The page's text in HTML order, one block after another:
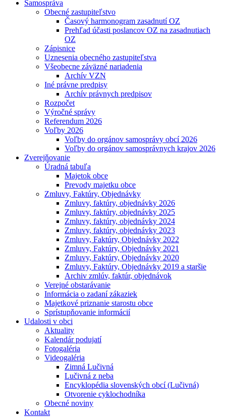
Samospráva
Obecné zastupiteľstvo
Časový harmonogram zasadnutí OZ
Prehľad účasti poslancov OZ na zasadnutiach
OZ
Zápisnice
Uznesenia obecného zastupiteľstva
Všeobecne záväzné nariadenia
Archív VZN
Iné právne predpisy
Archív právnych predpisov
Rozpočet
Výročné správy
Referendum 2026
Voľby 2026
Voľby do orgánov samosprávy obcí 2026
Voľby do orgánov samosprávnych krajov 2026
Zverejňovanie
Úradná tabuľa
Majetok obce
Prevody majetku obce
Zmluvy, Faktúry, Objednávky
Zmluvy, faktúry, objednávky 2026
Zmluvy, faktúry, objednávky 2025
Zmluvy, faktúry, objednávky 2024
Zmluvy, faktúry, objednávky 2023
Zmluvy, Faktúry, Objednávky 2022
Zmluvy, Faktúry, Objednávky 2021
Zmluvy, Faktúry, Objednávky 2020
Zmluvy, Faktúry, Objednávky 2019 a staršie
Archiv zmlúv, faktúr, objednávok
Verejné obstarávanie
Informácia o zadaní zákaziek
Majetkové priznanie starostu obce
Sprístupňovanie informácií
Udalosti v obci
Aktuality
Kalendár podujatí
Fotogaléria
Videogaléria
Zimná Lučivná
Lučivná z neba
Encyklopédia slovenských obcí (Lučivná)
Otvorenie cyklochodníka
Obecné noviny
Kontakt